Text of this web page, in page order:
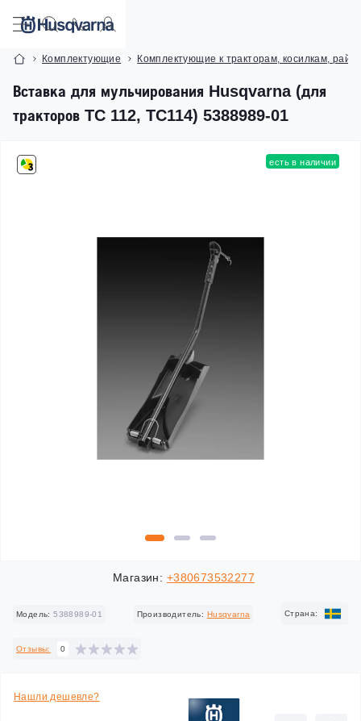
Комплектующие Комплектующие к тракторам, косилкам,
Вставка для мульчирования Husqvarna (для
тракторов TC 112, TC114) 5388989-01
есть в наличии
Магазин: +380673532277
Модель: 5388989-01 Производитель: Husqvarna Cтрана:
Отзывы: 0
Нашли дешевле?